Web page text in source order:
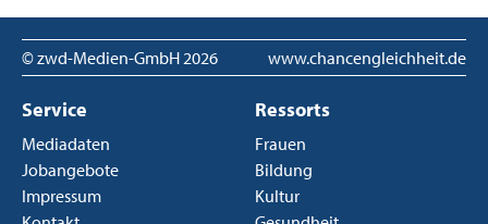
© zwd-Medien-GmbH2026 www.chancengleichheit.de
Service
Mediadaten
Jobangebote
Impressum
Ressorts
Frauen
Bildung
Kultur